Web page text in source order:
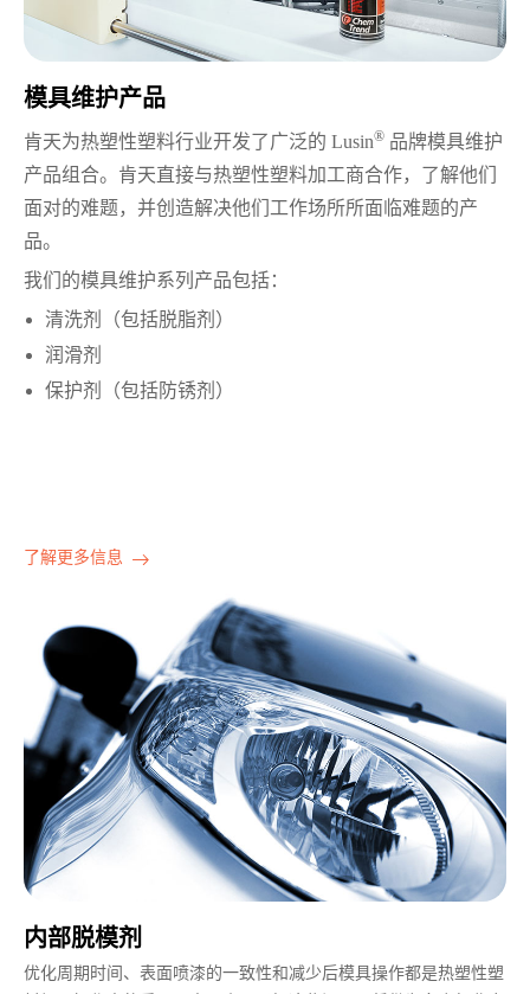
模具维护产品
肯天为热塑性塑料行业开发了广泛的 Lusin® 品牌模具维护
产品组合。肯天直接与热塑性塑料加工商合作，了解他们
面对的难题，并创造解决他们工作场所所面临难题的产
品。
我们的模具维护系列产品包括：
清洗剂（包括脱脂剂）
润滑剂
保护剂（包括防锈剂）
了解更多信息
内部脱模剂
优化周期时间、表面喷漆的一致性和减少后模具操作都是热塑性塑